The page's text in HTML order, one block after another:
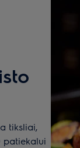
tiksliai,
patiekalui